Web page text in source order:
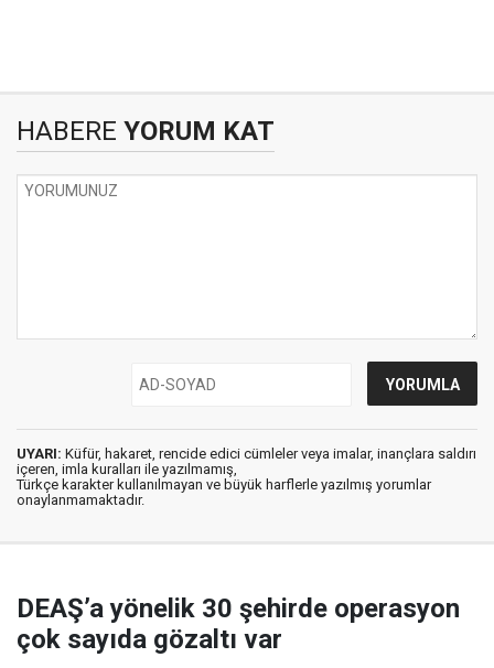
HABERE YORUM KAT
UYARI: Küfür, hakaret, rencide edici cümleler veya imalar, inançlara saldırı
içeren, imla kuralları ile yazılmamış,
Türkçe karakter kullanılmayan ve büyük harflerle yazılmış yorumlar
onaylanmamaktadır.
DEAŞ’a yönelik 30 şehirde operasyon
çok sayıda gözaltı var